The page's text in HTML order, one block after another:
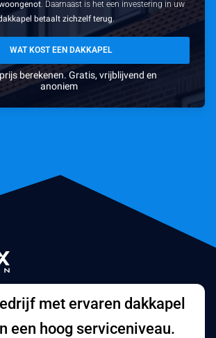
. Daarnaast is het een investering in uw
betaalt zichzelf terug
WAT KOST EEN DAKKAPEL
berekenen. Gratis, vrijblijvend en
anoniem
met ervaren dakkapel
een hoog serviceniveau.